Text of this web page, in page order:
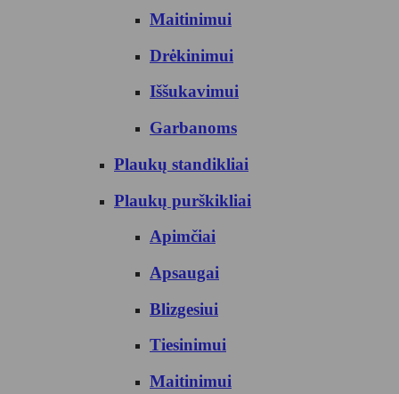
Maitinimui
Drėkinimui
Iššukavimui
Garbanoms
Plaukų standikliai
Plaukų purškikliai
Apimčiai
Apsaugai
Blizgesiui
Tiesinimui
Maitinimui